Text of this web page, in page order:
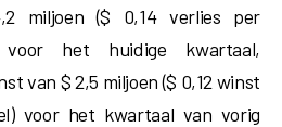
miljoen ($ 0,14 verlies per
voor het huidige kwartaal,
van $ 2,5 miljoen ($ 0,12 winst
voor het kwartaal van vorig